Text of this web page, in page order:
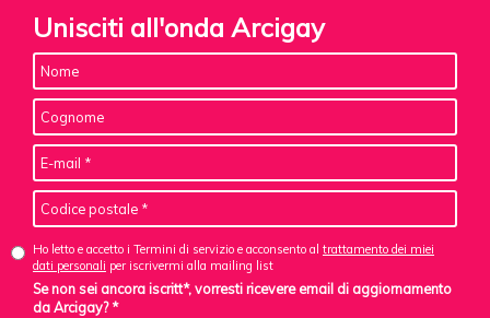
Unisciti all'onda Arcigay
Ho letto e accetto i Termini di servizio e acconsento al trattamento dei miei
dati personali per iscrivermi alla mailing list
Se non sei ancora iscritt*, vorresti ricevere email di aggiornamento
da Arcigay? *